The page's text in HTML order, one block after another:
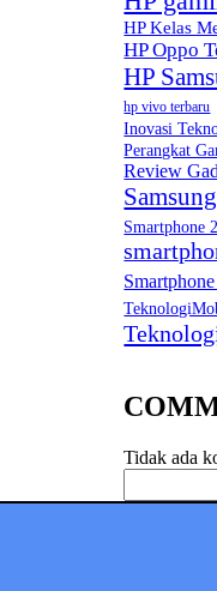
HP Kelas
HP Oppo
HP
hp vivo terbaru
Inovasi
Perangkat
Review
Smartphone
Tidak ada